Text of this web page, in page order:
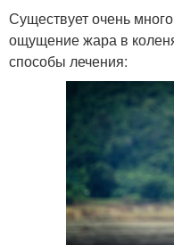
Существует очень
ощущение жара в
способы лечения: